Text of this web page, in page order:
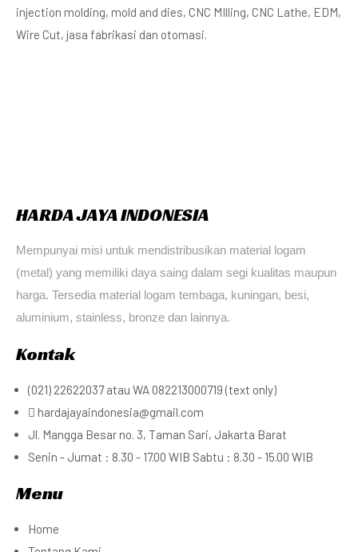
injection molding, mold and dies, CNC MIlling, CNC Lathe, EDM,
Wire Cut, jasa fabrikasi dan otomasi.
HARDA JAYA INDONESIA
Mempunyai misi untuk mendistribusikan material logam
(metal) yang memiliki daya saing dalam segi kualitas maupun
harga. Tersedia material logam tembaga, kuningan, besi,
aluminium, stainless, bronze dan lainnya.
Kontak
(021) 22622037 atau WA 082213000719 (text only)
hardajayaindonesia@gmail.com
Jl. Mangga Besar no. 3, Taman Sari, Jakarta Barat
Senin - Jumat : 8.30 - 17.00 WIB Sabtu : 8.30 - 15.00 WIB
Menu
Home